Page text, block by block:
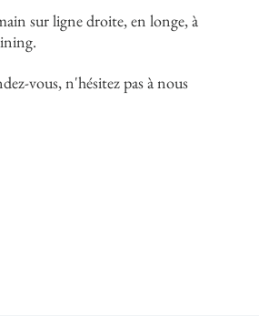
sur ligne droite, en longe, à
vous, n'hésitez pas à nous